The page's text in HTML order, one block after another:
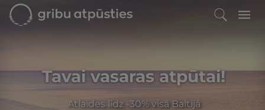
Tavai vasaras atpūtai!
Atlaides līdz -30% visā Baltijā